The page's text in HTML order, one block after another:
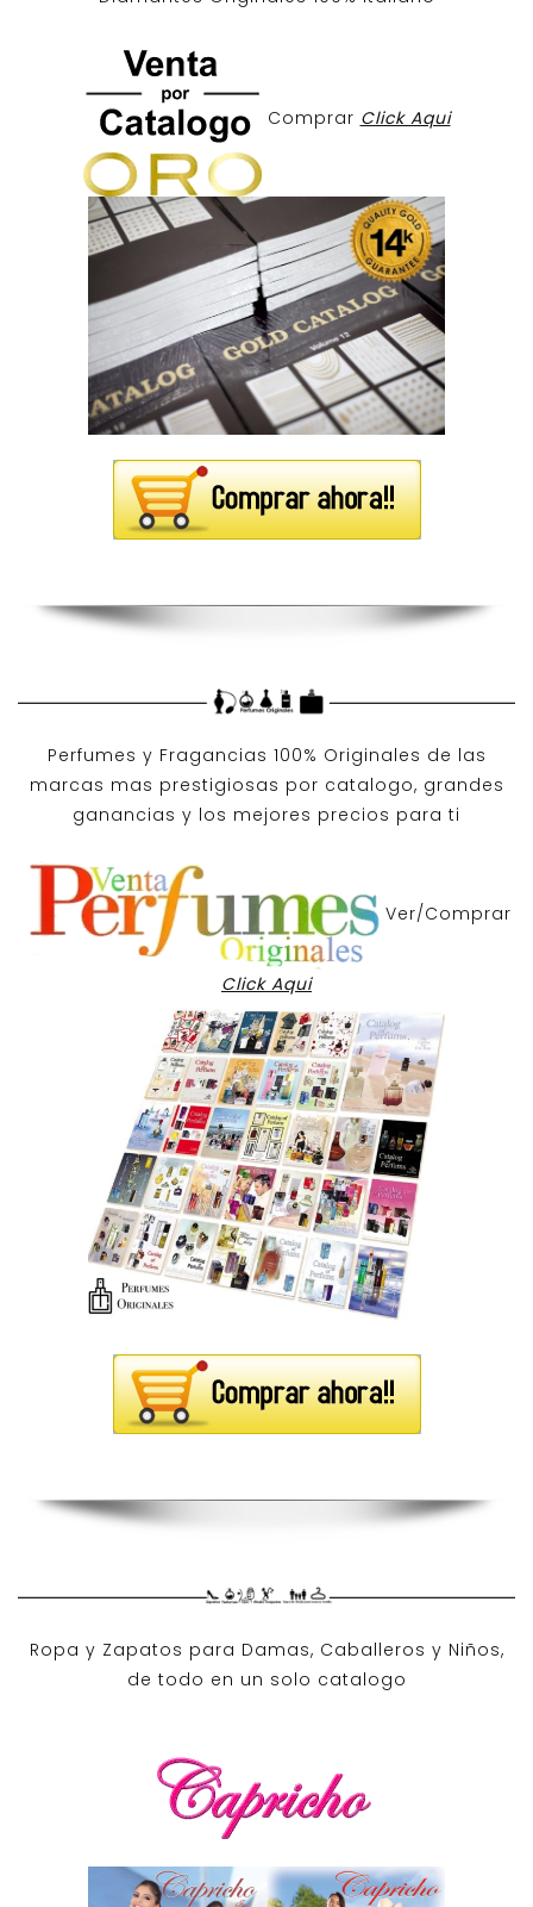
Comprar Click Aqui
Perfumes y Fragancias 100% Originales de las
marcas mas prestigiosas por catalogo, grandes
ganancias y los mejores precios para ti
Ver/Comprar
Click Aqui
Ropa y Zapatos para Damas, Caballeros y Niños,
de todo en un solo catalogo